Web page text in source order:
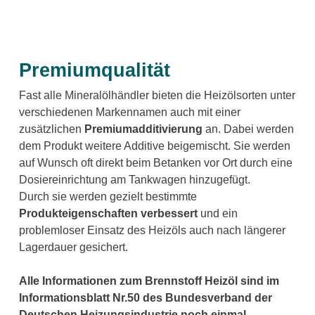
Premiumqualität
Fast alle Mineralölhändler bieten die Heizölsorten unter
verschiedenen Markennamen auch mit einer
zusätzlichen Premiumadditivierung an. Dabei werden
dem Produkt weitere Additive beigemischt. Sie werden
auf Wunsch oft direkt beim Betanken vor Ort durch eine
Dosiereinrichtung am Tankwagen hinzugefügt.
Durch sie werden gezielt bestimmte
Produkteigenschaften verbessertund ein
problemloser Einsatz des Heizöls auch nach längerer
Lagerdauer gesichert.
Alle Informationen zum Brennstoff Heizöl sind im
Informationsblatt Nr.50 des Bundesverband der